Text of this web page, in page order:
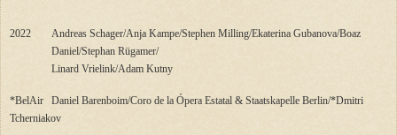
2022
Andreas Schager/Anja Kampe/Stephen Milling/Ekaterina Gubanova/Boaz
Daniel/Stephan Rügamer/
Linard Vrielink/Adam Kutny
*BelAir
Daniel Barenboim/Coro de la Ópera Estatal & Staatskapelle Berlin/*Dmitri
Tcherniakov